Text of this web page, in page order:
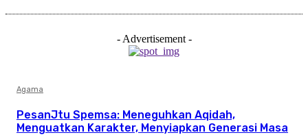
- Advertisement -
Agama
PesanJtu Spemsa: Meneguhkan Aqidah,
Menguatkan Karakter, Menyiapkan Generasi Masa